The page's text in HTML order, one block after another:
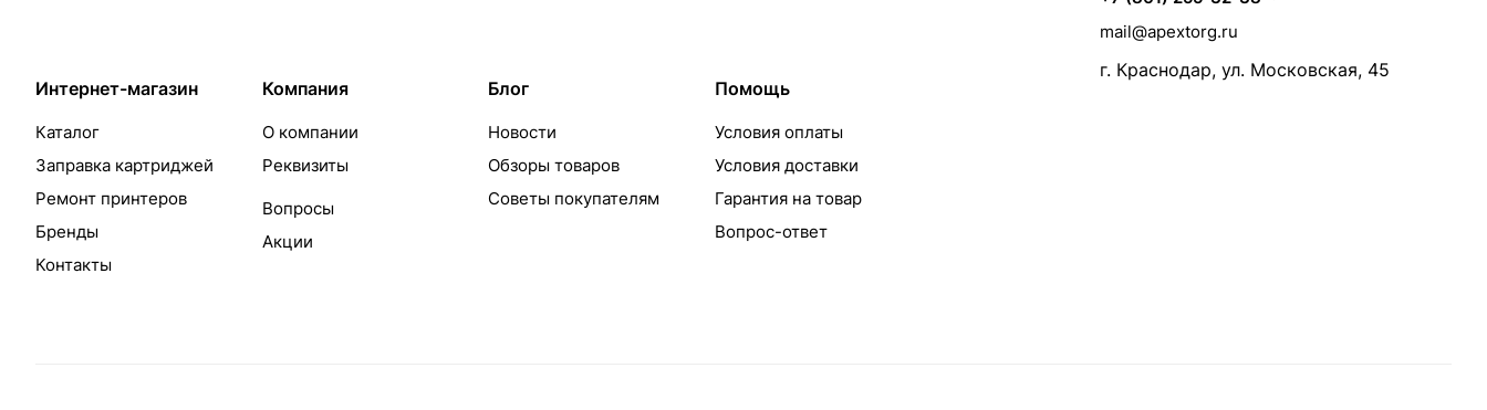
Интернет-магазин
Каталог
Заправка картриджей
Ремонт принтеров
Бренды
Контакты
Компания
О компании
Реквизиты
Вопросы
Акции
Блог
Новости
Обзоры товаров
Советы покупателям
Помощь
Условия оплаты
Условия доставки
Гарантия на товар
Вопрос-ответ
mail@apextorg.ru
г. Краснодар, ул. Московская, 45